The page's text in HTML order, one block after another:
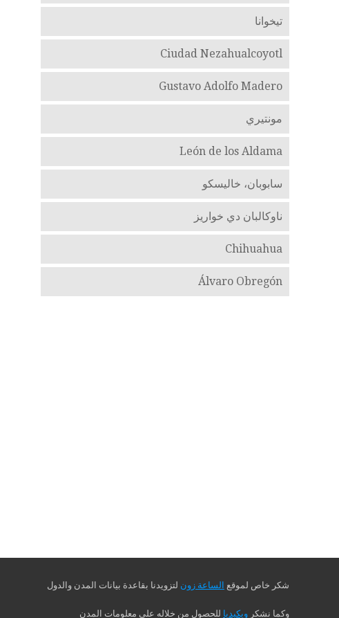
تيخوانا
Ciudad Nezahualcoyotl
Gustavo Adolfo Madero
مونتيري
León de los Aldama
سابوبان، خاليسكو
ناوكالبان دي خواريز
Chihuahua
Álvaro Obregón
شكر خاص لموقع الساعة زون لتزويدنا بقاعدة بيانات المدن والدول
وكما نشكر ويكيديا للحصول من خلاله على معلومات المدن